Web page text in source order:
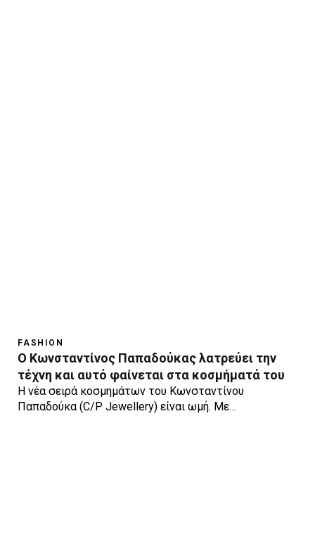
FASHION
Ο Κωνσταντίνος Παπαδούκας λατρεύει την
τέχνη και αυτό φαίνεται στα κοσμήματά του
H νέα σειρά κοσμημάτων του Κωνσταντίνου
Παπαδούκα (C/P Jewellery) είναι ωμή. Με…